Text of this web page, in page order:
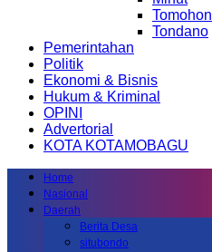
Tomohon
Tondano
Pemerintahan
Politik
Ekonomi & Bisnis
Hukum & Kriminal
OPINI
Advertorial
KOTA KOTAMOBAGU
Home
Nasional
Daerah
Berita Desa
situbondo